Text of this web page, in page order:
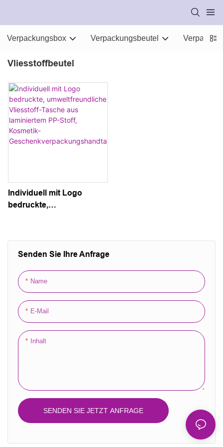
Verpackungsbox Verpackungsbeutel
Vliesstoffbeutel
Senden Sie Ihre Anfrage
Name
E-Mail
Inhalt
SENDEN SIE JETZT ANFRAGE
Individuell mit Logo
bedruckte,
laminiertem PP-Stoff,
Kosmetik-
ndtasche